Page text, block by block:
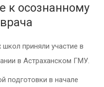
к осознанному
приняли участие в
в Астраханском ГМУ.
подготовки в начале